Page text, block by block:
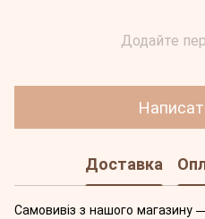
Додайте
Доставка
Самовивіз з нашого магазину